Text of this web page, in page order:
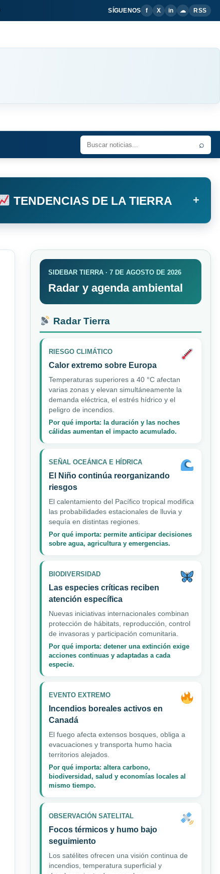
SÍGUENOS f X in ☁ RSS
⌕
TENDENCIAS DE LA TIERRA +
SIDEBAR TIERRA · 7 DE AGOSTO DE 2026
Radar y agenda ambiental
Radar Tierra
RIESGO CLIMÁTICO
Calor extremo sobre Europa
Temperaturas superiores a 40 °C afectan
varias zonas y elevan simultáneamente la
demanda eléctrica, el estrés hídrico y el
peligro de incendios.
Por qué importa: la duración y las noches
cálidas aumentan el impacto acumulado.
SEÑAL OCEÁNICA E HÍDRICA
El Niño continúa reorganizando
riesgos
El calentamiento del Pacífico tropical modifica
las probabilidades estacionales de lluvia y
sequía en distintas regiones.
Por qué importa: permite anticipar decisiones
sobre agua, agricultura y emergencias.
BIODIVERSIDAD
Las especies críticas reciben
atención específica
Nuevas iniciativas internacionales combinan
protección de hábitats, reproducción, control
de invasoras y participación comunitaria.
Por qué importa: detener una extinción exige
acciones continuas y adaptadas a cada
especie.
EVENTO EXTREMO
Incendios boreales activos en
Canadá
El fuego afecta extensos bosques, obliga a
evacuaciones y transporta humo hacia
territorios alejados.
Por qué importa: altera carbono,
biodiversidad, salud y economías locales al
mismo tiempo.
OBSERVACIÓN SATELITAL
Focos térmicos y humo bajo
seguimiento
Los satélites ofrecen una visión continua de
incendios, temperatura superficial y